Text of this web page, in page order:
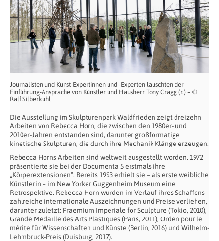
Journalisten und Kunst-Expertinnen und -Experten lauschten der
Einführung-Ansprache von Künstler und Hausherr Tony Cragg (r.) – ©
Ralf Silberkuhl
Die Ausstellung im Skulpturenpark Waldfrieden zeigt dreizehn
Arbeiten von Rebecca Horn, die zwischen den 1980er- und
2010er-Jahren entstanden sind, darunter großformatige
kinetische Skulpturen, die durch ihre Mechanik Klänge erzeugen.
Rebecca Horns Arbeiten sind weltweit ausgestellt worden. 1972
präsentierte sie bei der Documenta 5 erstmals ihre
„Körperextensionen“. Bereits 1993 erhielt sie – als erste weibliche
Künstlerin – im New Yorker Guggenheim Museum eine
Retrospektive. Rebecca Horn wurden im Verlauf ihres Schaffens
zahlreiche internationale Auszeichnungen und Preise verliehen,
darunter zuletzt: Praemium Imperiale for Sculpture (Tokio, 2010),
Grande Médaille des Arts Plastiques (Paris, 2011), Orden pour le
mérite für Wissenschaften und Künste (Berlin, 2016) und Wilhelm-
Lehmbruck-Preis (Duisburg, 2017).